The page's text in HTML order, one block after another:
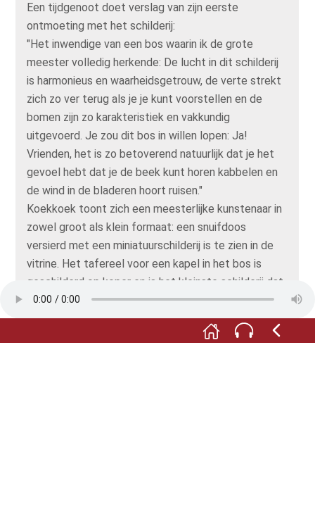
Een tijdgenoot doet verslag van zijn eerste
ontmoeting met het schilderij:
"Het inwendige van een bos waarin ik de grote
meester volledig herkende: De lucht in dit schilderij
is harmonieus en waarheidsgetrouw, de verte strekt
zich zo ver terug als je je kunt voorstellen en de
bomen zijn zo karakteristiek en vakkundig
uitgevoerd. Je zou dit bos in willen lopen: Ja!
Vrienden, het is zo betoverend natuurlijk dat je het
gevoel hebt dat je de beek kunt horen kabbelen en
de wind in de bladeren hoort ruisen."
Koekkoek toont zich een meesterlijke kunstenaar in
zowel groot als klein formaat: een snuifdoos
versierd met een miniatuurschilderij is te zien in de
vitrine. Het tafereel voor een kapel in het bos is
geschilderd op koper en is het kleinste schilderij dat
ooit door de meester is geschilderd. Koekkoek
droeg deze schat op aan zijn bevriende
kunsthandelaar Augustus Alexander Weimar uit Den